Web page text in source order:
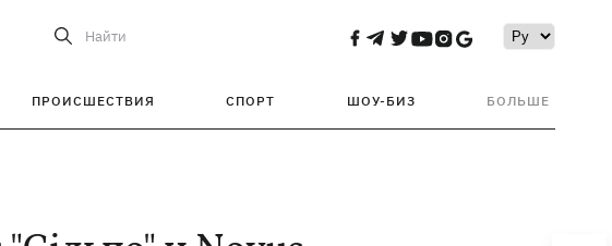
Найти
ПРОИСШЕСТВИЯ СПОРТ ШОУ-БИЗ БОЛЬШЕ